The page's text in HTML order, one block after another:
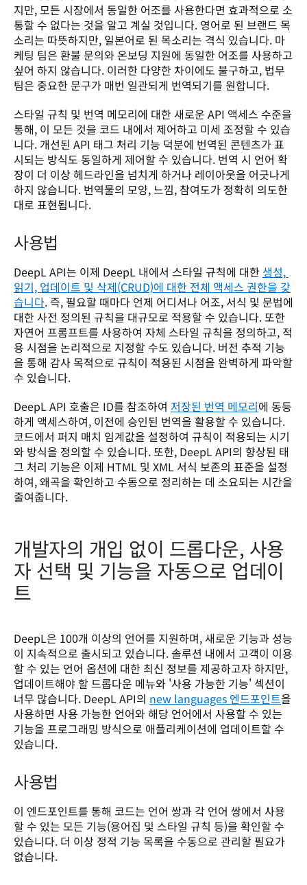
지만, 모든 시장에서 동일한 어조를 사용한다면 효과적으로 소
통할 수 없다는 것을 알고 계실 것입니다. 영어로 된 브랜드 목
소리는 따뜻하지만, 일본어로 된 목소리는 격식 있습니다. 마
케팅 팀은 환불 문의와 온보딩 지원에 동일한 어조를 사용하고
싶어 하지 않습니다. 이러한 다양한 차이에도 불구하고, 법무
팀은 중요한 문구가 매번 일관되게 번역되기를 원합니다.
스타일 규칙 및 번역 메모리에 대한 새로운 API 액세스 수준을
통해, 이 모든 것을 코드 내에서 제어하고 미세 조정할 수 있습
니다. 개선된 API 태그 처리 기능 덕분에 번역된 콘텐츠가 표
시되는 방식도 동일하게 제어할 수 있습니다. 번역 시 언어 확
장이 더 이상 헤드라인을 넘치게 하거나 레이아웃을 어긋나게
하지 않습니다. 번역물의 모양, 느낌, 참여도가 정확히 의도한
대로 표현됩니다.
사용법
DeepL API는 이제 DeepL 내에서 스타일 규칙에 대한 생성,
읽기, 업데이트 및 삭제(CRUD)에 대한 전체 액세스 권한을 갖
습니다. 즉, 필요할 때마다 언제 어디서나 어조, 서식 및 문법에
대한 사전 정의된 규칙을 대규모로 적용할 수 있습니다. 또한
자연어 프롬프트를 사용하여 자체 스타일 규칙을 정의하고, 적
용 시점을 논리적으로 지정할 수도 있습니다. 버전 추적 기능
을 통해 감사 목적으로 규칙이 적용된 시점을 완벽하게 파악할
수 있습니다.
DeepL API 호출은 ID를 참조하여 저장된 번역 메모리에 동등
하게 액세스하여, 이전에 승인된 번역을 활용할 수 있습니다.
코드에서 퍼지 매치 임계값을 설정하여 규칙이 적용되는 시기
와 방식을 정의할 수 있습니다. 또한, DeepL API의 향상된 태
그 처리 기능은 이제 HTML 및 XML 서식 보존의 표준을 설정
하여, 왜곡을 확인하고 수동으로 정리하는 데 소요되는 시간을
줄여줍니다.
개발자의 개입 없이 드롭다운, 사용
자 선택 및 기능을 자동으로 업데이
트
DeepL은 100개 이상의 언어를 지원하며, 새로운 기능과 성능
이 지속적으로 출시되고 있습니다. 솔루션 내에서 고객이 이용
할 수 있는 언어 옵션에 대한 최신 정보를 제공하고자 하지만,
업데이트해야 할 드롭다운 메뉴와 '사용 가능한 기능' 섹션이
너무 많습니다. DeepL API의 new languages 엔드포인트을
사용하면 사용 가능한 언어와 해당 언어에서 사용할 수 있는
기능을 프로그래밍 방식으로 애플리케이션에 업데이트할 수
있습니다.
사용법
이 엔드포인트를 통해 코드는 언어 쌍과 각 언어 쌍에서 사용
할 수 있는 모든 기능(용어집 및 스타일 규칙 등)을 확인할 수
있습니다. 더 이상 정적 기능 목록을 수동으로 관리할 필요가
없습니다.